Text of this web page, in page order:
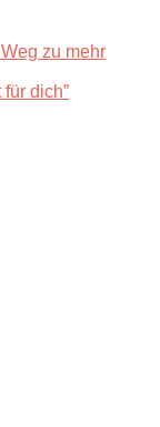
zu mehr
dich”